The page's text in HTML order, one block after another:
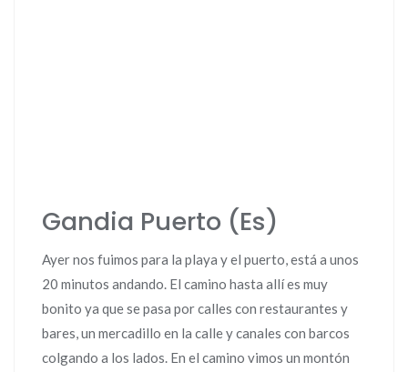
Gandia Puerto (Es)
Ayer nos fuimos para la playa y el puerto, está a unos
20 minutos andando. El camino hasta allí es muy
bonito ya que se pasa por calles con restaurantes y
bares, un mercadillo en la calle y canales con barcos
colgando a los lados. En el camino vimos un montón